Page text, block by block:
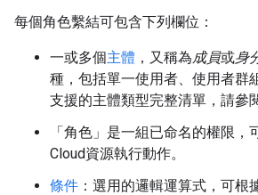
每個角色繫結可包含下列欄位：
一或多個主體 ，又稱為成員或身
種，包括單一使用者、使用者群
支援的主體類型完整清單，請參
「角色」 是一組已命名的權限，
Cloud資源執行動作。
條件 ：選用的邏輯運算式，可根